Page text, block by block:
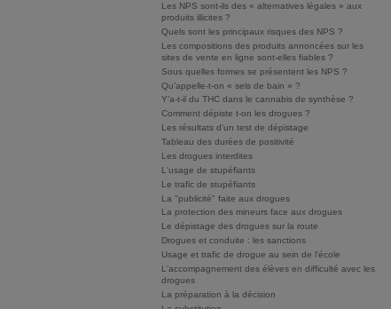
Les NPS sont-ils des « alternatives légales » aux
produits illicites ?
Quels sont les principaux risques des NPS ?
Les compositions des produits annoncées sur les
sites de vente en ligne sont-elles fiables ?
Sous quelles formes se présentent les NPS ?
Qu’appelle-t-on « sels de bain » ?
Y’a-t-il du THC dans le cannabis de synthèse ?
Comment dépiste t-on les drogues ?
Les résultats d'un test de dépistage
Tableau des durées de positivité
Les drogues interdites
L'usage de stupéfiants
Le trafic de stupéfiants
La "publicité" faite aux drogues
La protection des mineurs face aux drogues
Le dépistage des drogues sur la route
Drogues et conduite : les sanctions
Usage et trafic de drogue au sein de l'école
L'accompagnement des élèves en difficulté avec les
drogues
La préparation à la décision